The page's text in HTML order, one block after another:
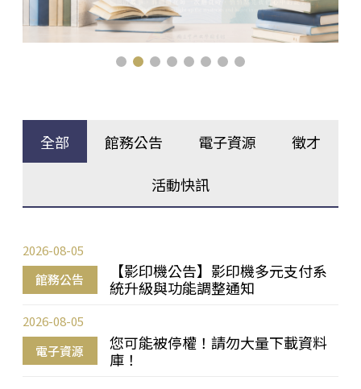
全部 館務公告 電子資源 徵才
活動快訊
館務公告
【影印機公告】影印機多元支付系
統升級與功能調整通知
2026-08-05
電子資源
您可能被停權！請勿大量下載資料
庫！
2026-08-05